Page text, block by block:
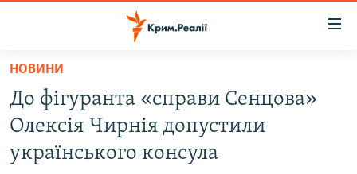
Перейти
основного
матеріалу
Перейти
до
НОВИНИ
ВОДА.КРИМ
ВІДЕО ТА ФОТО
НОВИНИ
До фігуранта «справи Сенцова»
Олексія Чирнія допустили
українського консула